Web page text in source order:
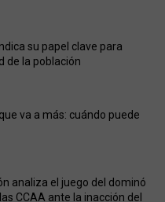
su papel clave para
de la población
va a más: cuándo puede
analiza el juego del dominó
CCAA ante la inacción del